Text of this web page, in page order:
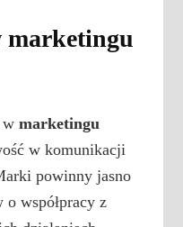
marketingu
wmarketingu
w komunikacji
powinny jasno
współpracy z